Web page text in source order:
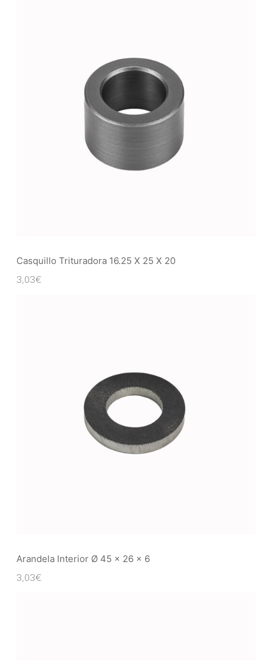
Casquillo Trituradora 16.25 X 25 X 20
3,03€
Arandela Interior Ø 45 x 26 x 6
3,03€